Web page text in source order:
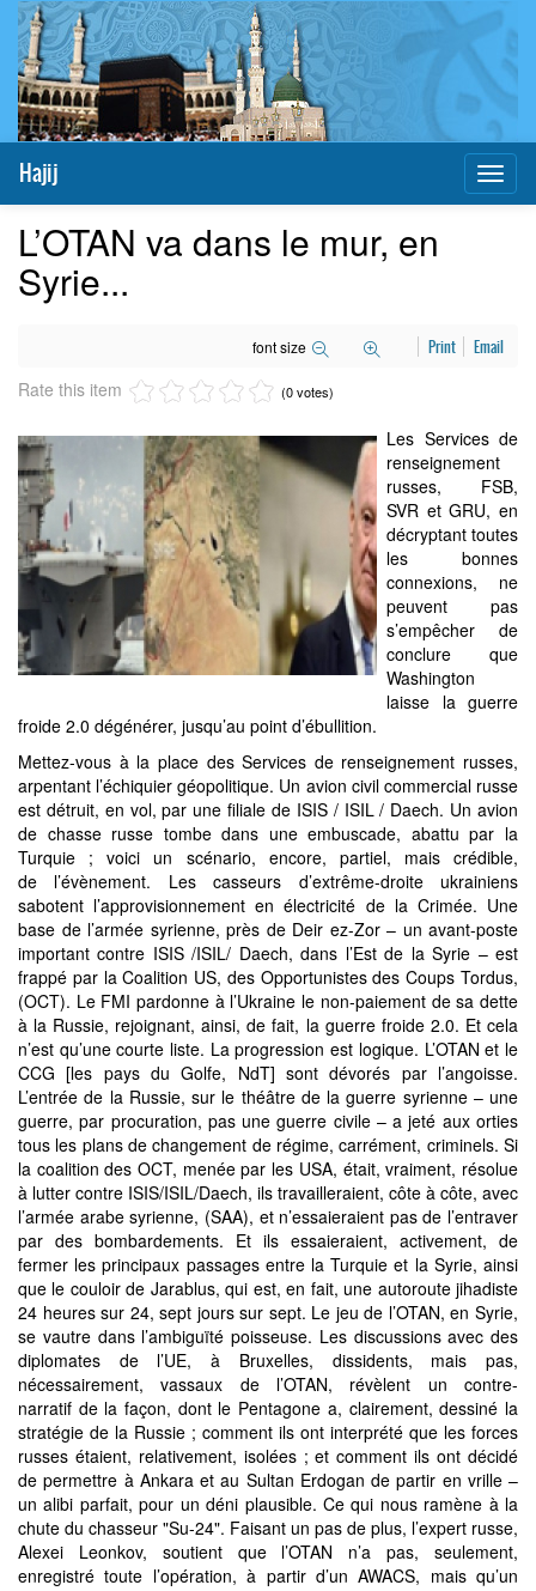
Hajij
L’OTAN va dans le mur, en
Syrie...
font size Print Email
Rate this item (0 votes)
Les Services de
renseignement
russes, FSB,
SVR et GRU, en
décryptant toutes
les bonnes
connexions, ne
peuvent pas
s’empêcher de
conclure que
Washington
laisse la guerre
froide 2.0 dégénérer, jusqu’au point d’ébullition.
Mettez-vous à la place des Services de renseignement russes, arpentant l’échiquier géopolitique. Un avion civil commercial russe est détruit, en vol, par une filiale de ISIS / ISIL / Daech. Un avion de chasse russe tombe dans une embuscade, abattu par la Turquie ; voici un scénario, encore, partiel, mais crédible, de l’évènement. Les casseurs d’extrême-droite ukrainiens sabotent l’approvisionnement en électricité de la Crimée. Une base de l’armée syrienne, près de Deir ez-Zor – un avant-poste important contre ISIS /ISIL/ Daech, dans l’Est de la Syrie – est frappé par la Coalition US, des Opportunistes des Coups Tordus, (OCT). Le FMI pardonne à l’Ukraine le non-paiement de sa dette à la Russie, rejoignant, ainsi, de fait, la guerre froide 2.0. Et cela n’est qu’une courte liste. La progression est logique. L’OTAN et le CCG [les pays du Golfe, NdT] sont dévorés par l’angoisse. L’entrée de la Russie, sur le théâtre de la guerre syrienne – une guerre, par procuration, pas une guerre civile – a jeté aux orties tous les plans de changement de régime, carrément, criminels. Si la coalition des OCT, menée par les USA, était, vraiment, résolue à lutter contre ISIS/ISIL/Daech, ils travailleraient, côte à côte, avec l’armée arabe syrienne, (SAA), et n’essaieraient pas de l’entraver par des bombardements. Et ils essaieraient, activement, de fermer les principaux passages entre la Turquie et la Syrie, ainsi que le couloir de Jarablus, qui est, en fait, une autoroute jihadiste 24 heures sur 24, sept jours sur sept. Le jeu de l’OTAN, en Syrie, se vautre dans l’ambiguïté poisseuse. Les discussions avec des diplomates de l’UE, à Bruxelles, dissidents, mais pas, nécessairement, vassaux de l’OTAN, révèlent un contre-narratif de la façon, dont le Pentagone a, clairement, dessiné la stratégie de la Russie ; comment ils ont interprété que les forces russes étaient, relativement, isolées ; et comment ils ont décidé de permettre à Ankara et au Sultan Erdogan de partir en vrille – un alibi parfait, pour un déni plausible. Ce qui nous ramène à la chute du chasseur "Su-24". Faisant un pas de plus, l’expert russe, Alexei Leonkov, soutient que l’OTAN n’a pas, seulement, enregistré toute l’opération, à partir d’un AWACS, mais qu’un autre AWACS de l’Arabie saoudite a, effectivement, guidé les F-16 turcs. Les F-16 sont incapables de lancer des missiles air-air, sans le guidage d’un AWACS. Des données russes et syriennes – qui peuvent être vérifiées, de façon indépendante – ont repéré les AWACS américain et saoudien, dans la région, au moment de l’attaque contre le "Su-24". Et pour couronner le tout, l’accord US-Turquie, sur la procédure d’utilisation des F-16, stipule qu’une autorisation US est obligatoire, pour le déploiement des jets contre un pays tiers.Tout cela suggère une hypothèse, extrêmement, grave ; un coup monté direct OTAN-CCG contre la Russie, qui peut, encore, être clarifiée par la boîte noire du "Su-24", récupérée par les Russes. Comme si cela ne suffisait pas, pour soulever plusieurs sourcils, cela pourrait signifier, tout simplement, le premier pas, sur un échiquier, en expansion. L’objectif final étant de maintenir la Russie loin de la frontière turco-syrienne. Mais cela ne se produira pas, pour un certain nombre de raisons – dont l’une des moindres n’est pas le déploiement russe des S-400, ultra efficaces. La Force aérienne turque a tellement peur que tout – même hiboux et vautours – est abattu à la frontière. Pendant ce temps, la composante humaine du renseignement, (Humint), est renforcée ; encore plus de bottes otanesques, sur le terrain, Allemands inclus, présentés comme de simples conseillers – qui, si elles sont déployées, sur le champ de bataille, vont, inévitablement, entrer en conflit avec l’Armée arabe syrienne, (AAS). Pour encadrer l’opinion publique, la faction allemande des bombardeurs humanitaires néocons est, déjà, en train de bricoler le narratif, selon lequel Assad est le véritable ennemi, et non pas ISIS/ISIL/Daech. Enfin, les Allemands ont, clairement, fait savoir qu’ils ne travailleront pas aux côtés de la Russie ou de de l’AAS, mais prendront leurs ordres, au Centcom, en Floride, et au QG de la coalition OCT, au Koweït. Le plan directeur de l’OTAN, pour le Nord de la Syrie, dans les prochaines semaines et mois, consiste à envoyer des avions de combat US, britanniques, turcs, et des Français, encore, dans la balance, (on collabore avec les Russes, ou c’est juste pour rire ?). Ce plan est vendu à l’opinion publique mondiale, comme une coalition des efforts – avec la Russie, à peine mentionnée. Le plan directeur, sous le couvert de bombarder l’antre du faux califat, à Raqqa, serait, idéalement, d’ouvrir la voie à une zone de sécurité, de facto, concoctée pour Erdogan, dans le couloir de Jarablus, qui est, en réalité, une zone d’exclusion aérienne, taillée sur mesure, pour abriter un troupeau de rebelles "modérés", alias inconditionnels salafistes-jihadistes, du type Al-Nusra, mouvance Al-Qaïda. En parallèle, attendez-vous à un torrent de baratin turc, centré sur la protection de la minorité turkmène, dans le Nord de la Syrie, effectivement, cinquième colonne de la Turquie, fortement, infiltrée par les islamo-fascistes, du type Loups Gris. Cela a commencé avec Ankara, accusant Moscou de nettoyage ethnique. Sans scrupules, Erdogan trouvera même attrayante la théorie du R2P, (responsabilité de protéger, inventée par les harpies du Département d’État US), déjà, employée par l’OTAN, pour libérer la Libye. Et voici où l’OTAN est, totalement, en phase avec Ankara ; après tout, une zone de sécurité, protégée par l’OTAN, bourrée de rebelles "modérés", est l’outil parfait, pour le démantèlement de l’État syrien, en mode turbo. C’est pas légal, mais on s’en fout. L’intervention de l’OTAN, en Syrie, est, bien sûr, absolument, illégale. La résolution 2.249 du Conseil de sécurité des Nations Unies ne relève pas du chapitre 7 de la Charte des Nations Unies. Pourtant, une fois de plus, le langage créatif – de style artifice rhétorique français – brouille la non-justification de la force militaire, pour donner l’impression que l’ONU approuve. Et voilà, exactement, comment Lawrence Cameron d’Arabie l’a interprétée. Le rideau de fumée est intégré, dans le processus, avec Londres, s’engageant à travailler côte à côte avec Moscou. La résolution 2.249 est, encore, un autre cas de réduction en miettes du droit international. Les frappes aériennes – sporadiques – du Royaume-Uni et de la France, couvertes par le prétexte de frapper ISIS/ISIL/Daech, n’ont jamais été autorisées par Damas, et le Conseil de sécurité n’a même pas été consulté. L’intervention de la Russie, pour sa part, a été, entièrement, autorisée par Damas. En plus de cela, la coalition des OCT de 60 ou 65 pays n’est pas une coalition, contrairement à ce que l’administion voudrait, frénétiquement, nous faire croire. En vérité, ils sont sept : Allemagne, France, Royaume-Uni, États-Unis, Turquie, Qatar et Arabie saoudite. En un mot : un composé, épuré jusqu’à l’os, de l’OTAN et du CCG. Ceux qui sont, réellement, en lutte contre le faux califat, sur le terrain, sont la SAA ; le Hezbollah ; les Chiites irakiens, assistés de conseillers iraniens ; et à l’extérieur de l’alliance «4 + 1» (la Russie, la Syrie, l’Iran, l’Irak, plus le Hezbollah), une coalition du Parti kurde, (GPJ), et de petites milices arabes et chrétiennes, désormais, unies, sous un parapluie politique, le Conseil démocratique syrien, qui abhorre Ankara, comme on s’en doute. Les provocations d’Ankara ne cesseront pas – y compris, les moyens créatifs, pour entraver le passage des navires russes du Syrian Express, dans le Bosphore et les Dardanelles, sans violer la Convention de Montreux. Donc, le nouveau plan directeur de l’OTAN se dirige, maladroitement, vers l’objectif principal : la libération, à la sauce libyenne, du Nord de la Syrie, pour l’occuper, soit par des rebelles "modérés" ou, dans le pire des cas, des Kurdes syriens, qui, en théorie, devraient être, facilement, manipulés. ISIS/ISIL/Daech serait, dans ce cas, contenu, (jargon de l’administration Obama), non pas, dans l’Est de la Syrie, mais, en fait, expulsé vers le désert occidental irakien, où ils se solidifieraient, en un Sunnistan. Erdogan veut, aussi, absolument, un Sunnistan, mais sa version est, encore, plus ambitieuse, elle englobe Mossoul. Tout cela se passe, alors qu’une tripotée de rebelles "modérés" syriens, venus de partout, se sont réunis au Comité central wahhabite du Salafisme-jihadiste, à Riyad, pour choisir un groupe de 42 personnes, qui sélectionnera les négociateurs des futurs pourparlers de paix. Une fois de plus, ils ont convenu que «Assad doit partir», même, pendant le processus de transition. Et que les forces étrangères doivent quitter la Syrie. Évidemment, le tsunami de mercenaires, payés par Riyad et en armes aux côtés de Doha et Ankara, n’est pas concerné. Tout esprit sain se demande comment la Maison des Saoud s’arrange avec tout ça: choisir qui est un "modéré", dans une nation, complètement, déstabilisée, par son implication, sans faire s’esclaffer le monde entier. Simple : parce Riyad possède un troupeau de lobbyistes américains et récompense, grassement, les gourous en relations publiques, tels que Edelman, la plus grande agence privée de relations publiques, sur la planète. Et, pas par accident, le Conseil démocratique syrien n’a pas été invité à se rendre à Riyad. Les dés sont jetés. Quoi que puisse concocter Ankara – sous le couvert de l’OTAN – pour empêcher la coalition «4 + 1» d’avancer sur le terrain, en Syrie, l’écriture (mortelle) est sur le mur. Elle évoque des missiles de croisière, livrés par la flotte russe de la mer Caspienne ou par des sous-marins. Et elle va suivre, à la lettre, ce que le président Poutine, lui-même, a dit à la collégiale du ministère russe de la Défense : «Je vous ordonne d’agir, extrêmement, sévèrement. Toutes les cibles qui menacent les forces russes ou notre infrastructure, sur